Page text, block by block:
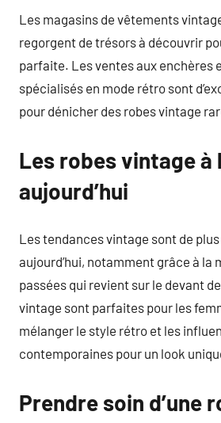
Les magasins de vêtements
regorgent de trésors à découvrir
parfaite. Les ventes aux enchères
spécialisés en mode rétro sont
pour dénicher des robes vintage
Les robes vintage à
aujourd’hui
Les tendances vintage sont de
aujourd’hui, notamment grâce à la
passées qui revient sur le devant
vintage sont parfaites pour les
mélanger le style rétro et les
contemporaines pour un look
Prendre soin d’une